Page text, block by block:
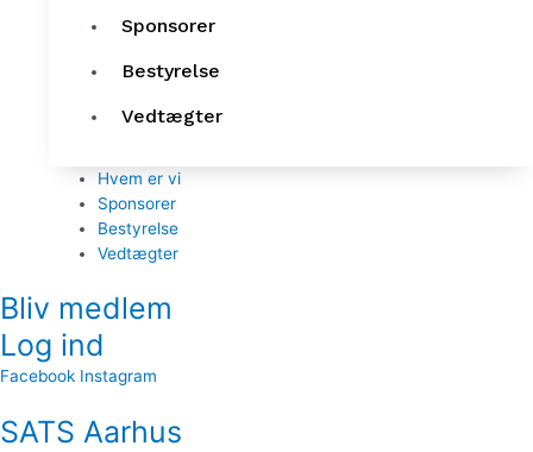
Sponsorer
Bestyrelse
Vedtægter
Hvem er vi
Sponsorer
Bestyrelse
Vedtægter
Bliv medlem
Log ind
Facebook Instagram
SATS Aarhus